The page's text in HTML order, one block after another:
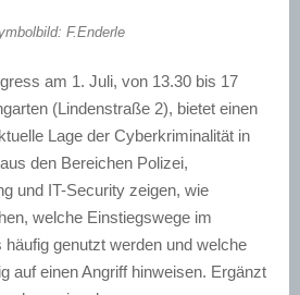
F.Enderle
am 1. Juli, von 13.30 bis 17
(Lindenstraße 2), bietet einen
Lage der Cyberkriminalität in
den Bereichen Polizei,
und IT-Security zeigen, wie
welche Einstiegswege im
genutzt werden und welche
auf einen Angriff hinweisen. Ergänzt